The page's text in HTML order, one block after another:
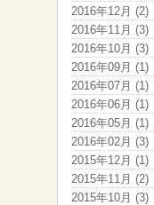
2016年12月 (2)
2016年11月 (3)
2016年10月 (3)
2016年09月 (1)
2016年07月 (1)
2016年06月 (1)
2016年05月 (1)
2016年02月 (3)
2015年12月 (1)
2015年11月 (2)
2015年10月 (3)